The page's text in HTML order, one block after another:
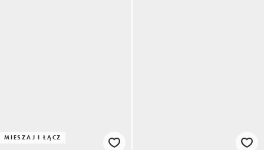
MIESZAJ I ŁĄCZ